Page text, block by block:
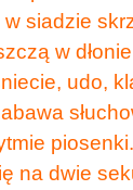
w siadzie
w
udo,
na dwie